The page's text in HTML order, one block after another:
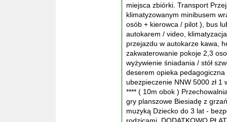
miejsca zbiórki. Transport
klimatyzowanym minibusem
osób + kierowca / pilot ), bus
autokarem / video,
przejazdu w autokarze kawa,
zakwaterowanie pokoje 2,3
wyżywienie śniadania / stół
deserem opieka
ubezpieczenie NNW 5000 zł
**** ( 10m obok )
gry planszowe Biesiadę z
muzyką Dziecko do 3 lat -